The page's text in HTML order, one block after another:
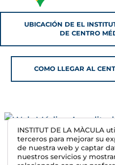
UBICACIÓN DE EL
DE CENTRO
COMO LLEGAR AL
INSTITUT DE LA MÀCULA
terceros para mejorar su
de nuestra web y captar
nuestros servicios y